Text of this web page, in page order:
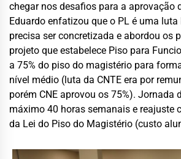
chegar nos desafios para a aprovação
Eduardo enfatizou que o PL é uma
precisa ser concretizada e abordou os
projeto que estabelece Piso para
a 75% do piso do magistério para
nível médio (luta da CNTE era por
porém CNE aprovou os 75%). Jornada
máximo 40 horas semanais e reajuste
da Lei do Piso do Magistério (custo